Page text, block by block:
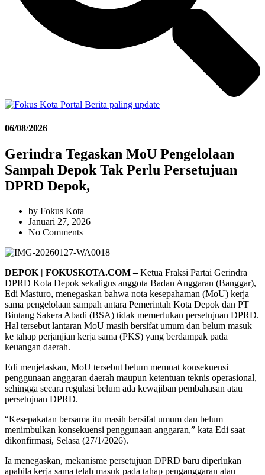
06/08/2026
Gerindra Tegaskan MoU Pengelolaan
Sampah Depok Tak Perlu Persetujuan
DPRD Depok,
by Fokus Kota
Januari 27, 2026
No Comments
DEPOK | FOKUSKOTA.COM –Ketua Fraksi Partai Gerindra
DPRD Kota Depok sekaligus anggota Badan Anggaran (Banggar),
Edi Masturo, menegaskan bahwa nota kesepahaman (MoU) kerja
sama pengelolaan sampah antara Pemerintah Kota Depok dan PT
Bintang Sakera Abadi (BSA) tidak memerlukan persetujuan DPRD.
Hal tersebut lantaran MoU masih bersifat umum dan belum masuk
ke tahap perjanjian kerja sama (PKS) yang berdampak pada
keuangan daerah.
Edi menjelaskan, MoU tersebut belum memuat konsekuensi
penggunaan anggaran daerah maupun ketentuan teknis operasional,
sehingga secara regulasi belum ada kewajiban pembahasan atau
persetujuan DPRD.
“Kesepakatan bersama itu masih bersifat umum dan belum
menimbulkan konsekuensi penggunaan anggaran,” kata Edi saat
dikonfirmasi, Selasa (27/1/2026).
Ia menegaskan, mekanisme persetujuan DPRD baru diperlukan
apabila kerja sama telah masuk pada tahap penganggaran atau